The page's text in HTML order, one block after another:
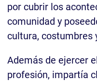
por cubrir los
comunidad y
cultura, costumbres
Además de ejercer
profesión, impartía